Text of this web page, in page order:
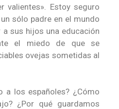
valientes». Estoy seguro
sólo padre en el mundo
sus hijos una educación
el miedo de que se
ovejas sometidas al
a los españoles? ¿Cómo
¿Por qué guardamos